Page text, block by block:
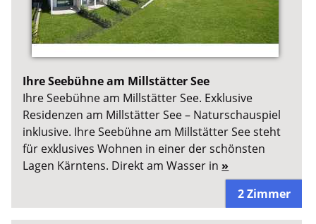
Ihre Seebühne am Millstätter See
Ihre Seebühne am Millstätter See. Exklusive
Residenzen am Millstätter See – Naturschauspiel
inklusive. Ihre Seebühne am Millstätter See steht
für exklusives Wohnen in einer der schönsten
Lagen Kärntens. Direkt am Wasser in »
2 Zimmer